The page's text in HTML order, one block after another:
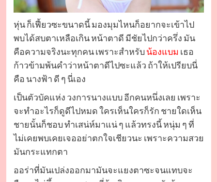
หุ่น ก็เฟี้ยวซะขนาดนี้ มองมุมไหนก็อยากจะเข้าไป
พบได้สบตาเหลือเกิน หน้าตาดี มีชัยไปกว่าครึ่ง มัน
คือความจริงนะทุกคน เพราะสำหรับน้องแบม เธอ
ก้าวข้ามพ้นคำว่าหน้าตาดีไปซะแล้ว ถ้าให้เปรียบนี่
คือ นางฟ้า ดี ๆ นี่เอง
เป็นตัวบัคแห่ง วงการนางแบบ อีกคนหนึ่งเลย เพราะ
จะทำอะไรก็ดูดีไปหมด ใครเห็นใครก็รัก ชายใดเห็น
ชายนั้นก็ชอบ ทำเสน่ห์มาแน่ ๆ แล้วทรงนี้ หนุ่ม ๆ ที่
ไม่เคยพบเคยเจออย่าตกใจเชียวนะ เพราะความสวย
มันกระแทกตา
ออร่าที่มันเปล่งออกมามันจะแยงตาซะจนแทบจะ